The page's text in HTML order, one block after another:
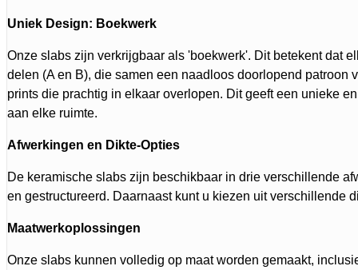
Uniek Design: Boekwerk
Onze slabs zijn verkrijgbaar als 'boekwerk'. Dit betekent dat
delen (A en B), die samen een naadloos doorlopend patroon
prints die prachtig in elkaar overlopen. Dit geeft een unieke
aan elke ruimte.
Afwerkingen en Dikte-Opties
De keramische slabs zijn beschikbaar in drie verschillende
en gestructureerd. Daarnaast kunt u kiezen uit verschillende
Maatwerkoplossingen
Onze slabs kunnen volledig op maat worden gemaakt,